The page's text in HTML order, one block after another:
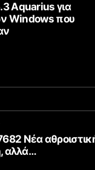
Aquarius για
Windows που
Νέα
αλλά…